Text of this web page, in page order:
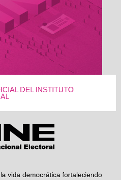
DEL INSTITUTO
vida democrática fortaleciendo